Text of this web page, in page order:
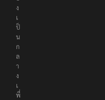
ง
เ
ป็
น
ก
ล
า
ง
เ
พื่